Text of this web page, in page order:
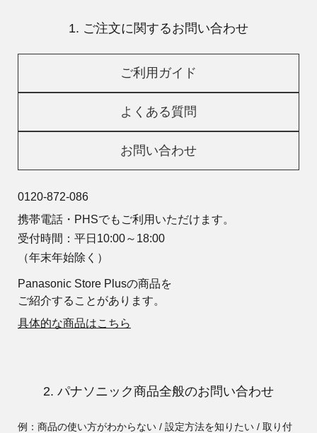
1. ご注文に関するお問い合わせ
ご利用ガイド
よくある質問
お問い合わせ
0120-872-086
携帯電話・PHSでもご利用いただけます。
受付時間：平日10:00～18:00
（年末年始除く）
Panasonic Store Plusの商品を
ご紹介することがあります。
具体的な商品はこちら
2. パナソニック商品全般のお問い合わせ
例：商品の使い方がわからない / 設定方法を知りたい / 取り付